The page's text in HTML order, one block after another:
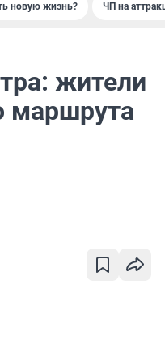
новую жизнь? ЧП на
жители
маршрута